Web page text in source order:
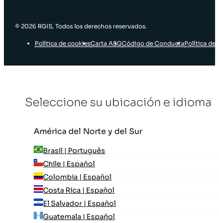
© 2026 RGIS, Todos los derechos reservados.
Política de cookiesCarta ASGCódigo de ConductaPolítica de
Seleccione su ubicación e idioma
América del Norte y del Sur
Brasil | Português
Chile | Español
Colombia | Español
Costa Rica | Español
El Salvador | Español
Guatemala | Español